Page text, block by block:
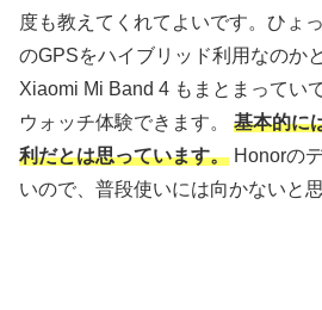
度も教えてくれてよいです。ひょ
のGPSをハイブリッド利用なのか
Xiaomi Mi Band 4 もまとまってい
ウォッチ体験できます。 基本的に
利だとは思っています。 Honorの
いので、普段使いには向かないと思